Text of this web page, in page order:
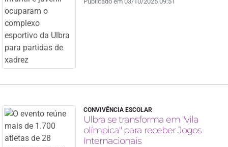
CONVIVÊNCIA ESCOLAR
Ulbra se transforma em "vila
olímpica" para receber Jogos
Internacionais